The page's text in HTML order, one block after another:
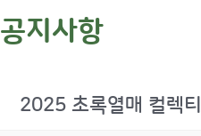
공지사항
2025 초록열매 컬렉